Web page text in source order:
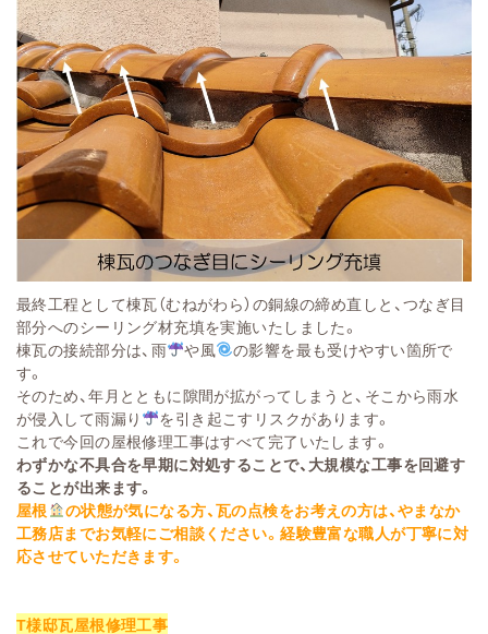
最終工程として棟瓦（むねがわら）の銅線の締め直しと、つなぎ目
部分へのシーリング材充填を実施いたしました。
棟瓦の接続部分は、雨
や風
の影響を最も受けやすい箇所で
す。
そのため、年月とともに隙間が拡がってしまうと、そこから雨水
が侵入して雨漏り
を引き起こすリスクがあります。
これで今回の屋根修理工事はすべて完了いたします。
わずかな不具合を早期に対処することで、大規模な工事を回避す
ることが出来ます。
屋根
の状態が気になる方、瓦の点検をお考えの方は、やまなか
工務店までお気軽にご相談ください。経験豊富な職人が丁寧に対
応させていただきます。
T様邸瓦屋根修理工事